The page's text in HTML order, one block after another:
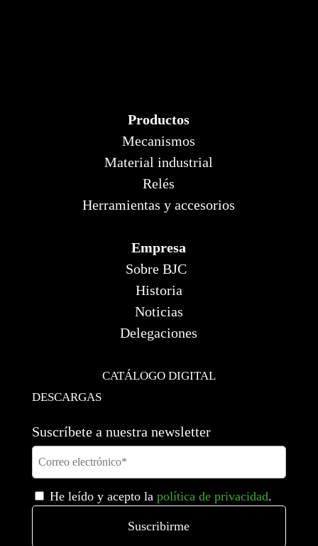
Productos
Mecanismos
Material industrial
Relés
Herramientas y accesorios
Empresa
Sobre BJC
Historia
Noticias
Delegaciones
CATÁLOGO DIGITAL
DESCARGAS
Suscríbete a nuestra newsletter
He leído y acepto la política de privacidad.